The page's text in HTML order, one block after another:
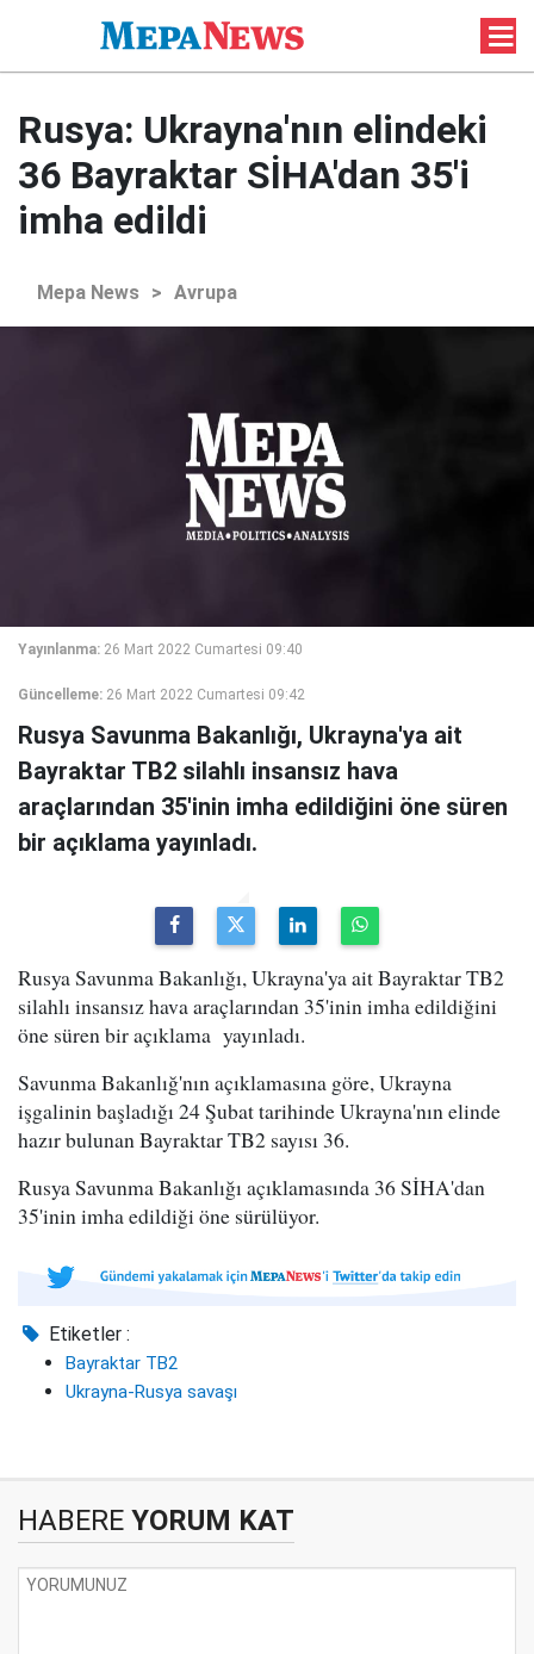
Rusya: Ukrayna'nın elindeki
36 Bayraktar SİHA'dan 35'i
imha edildi
Mepa News > Avrupa
Yayınlanma: 26 Mart 2022 Cumartesi 09:40
Güncelleme: 26 Mart 2022 Cumartesi 09:42
Rusya Savunma Bakanlığı, Ukrayna'ya ait
Bayraktar TB2 silahlı insansız hava
araçlarından 35'inin imha edildiğini öne süren
bir açıklama yayınladı.
Rusya Savunma Bakanlığı, Ukrayna'ya ait Bayraktar TB2
silahlı insansız hava araçlarından 35'inin imha edildiğini
öne süren bir açıklama yayınladı.
Savunma Bakanlığ'nın açıklamasına göre, Ukrayna
işgalinin başladığı 24 Şubat tarihinde Ukrayna'nın elinde
hazır bulunan Bayraktar TB2 sayısı 36.
Rusya Savunma Bakanlığı açıklamasında 36 SİHA'dan
35'inin imha edildiği öne sürülüyor.
Etiketler :
Bayraktar TB2
Ukrayna-Rusya savaşı
HABERE YORUM KAT